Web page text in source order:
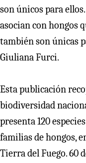
son únicos para
asocian con hongos
también son únicas
Giuliana Furci.
Esta publicación
biodiversidad
presenta 120
familias de hongos,
Tierra del Fuego. 60